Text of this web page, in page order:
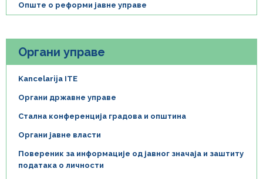
Опште о реформи јавне управе
Органи управе
Kancelarija ITE
Органи државне управе
Стална конференција градова и општина
Органи јавне власти
Повереник за информације од јавног значаја и заштиту
података о личности